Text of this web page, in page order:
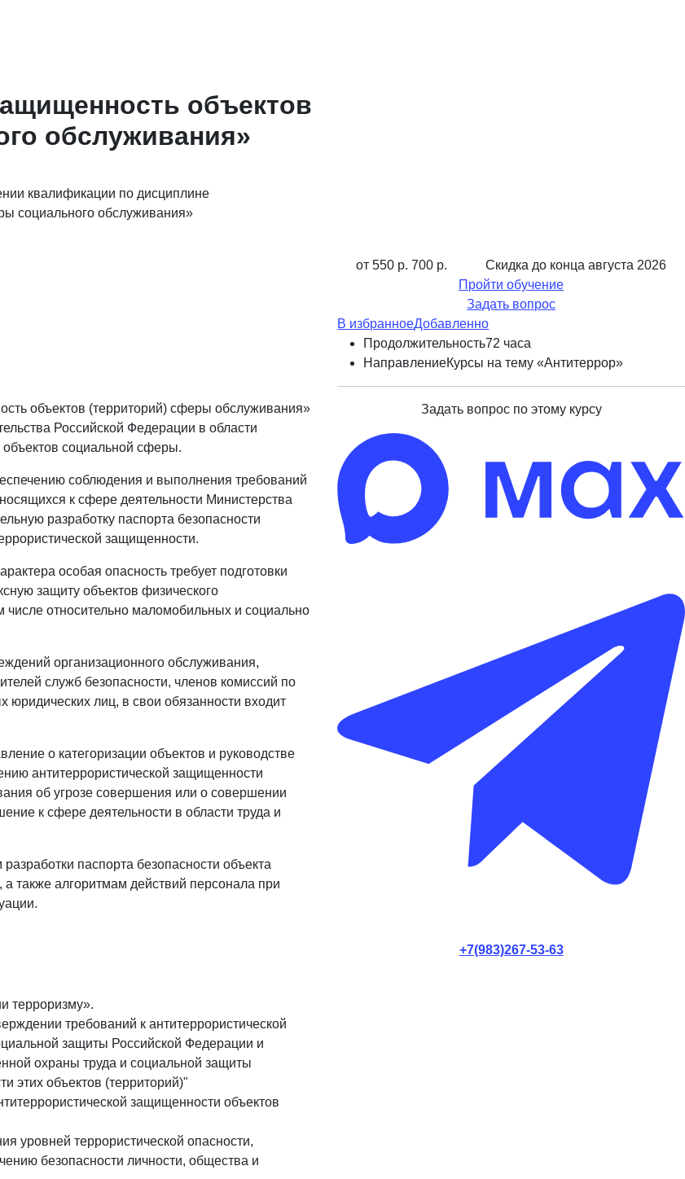
объектов
обслуживания»
квалификации по дисциплине
социального обслуживания»
объектов (территорий) сферы обслуживания»
Российской Федерации в области
объектов социальной сферы.
соблюдения и выполнения требований
к сфере деятельности Министерства
разработку паспорта безопасности
защищенности.
особая опасность требует подготовки
защиту объектов физического
числе относительно маломобильных и социально
организационного обслуживания,
служб безопасности, членов комиссий по
юридических лиц, в свои обязанности входит
о категоризации объектов и руководстве
антитеррористической защищенности
об угрозе совершения или о совершении
к сфере деятельности в области труда и
паспорта безопасности объекта
также алгоритмам действий персонала при
терроризму».
требований к антитеррористической
защиты Российской Федерации и
охраны труда и социальной защиты
этих объектов (территорий)"
защищенности объектов
уровней террористической опасности,
безопасности личности, общества и
от 550 р. 700 р. Скидка до конца августа 2026
Пройти обучение
Задать вопрос
В избранноеДобавленно
Продолжительность72 часа
НаправлениеКурсы на тему «Антитеррор»
Задать вопрос по этому курсу
+7(983)267-53-63